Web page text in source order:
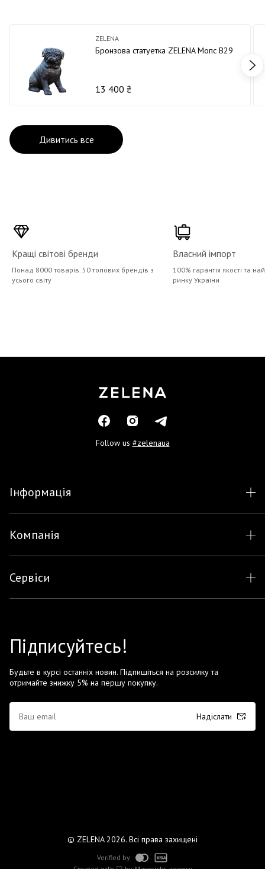
ZELENA
Бронзова статуетка ZELENA Мопс В29
13 400 ₴
Дивитись все
Кращі світові бренди
Понад 8000 товарів. 50 топових брендів з
усього світу
Власний імпорт
100% гарантія якості та
ринку України
Follow us #zelenaua
Інформація
Компанія
Сервіси
Підписуйтесь!
Будьте в курсі останніх новин. Підпишіться на розсилку та
отримайте знижку 5% на першу покупку.
Надіслати
© ZELENA 2026. Всі права захищені
Verified by